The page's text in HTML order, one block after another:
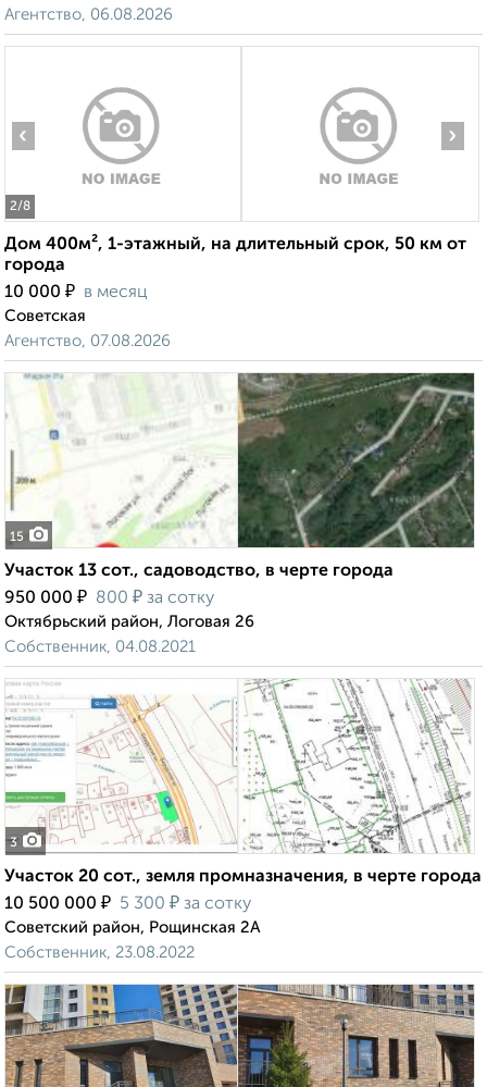
Агентство, 06.08.2026
2/8
‹ ›
Дом 400м², 1-этажный, на длительный срок, 50 км от
города
10 000 ₽ в месяц
Советская
Агентство, 07.08.2026
15
Участок 13 сот., садоводство, в черте города
950 000 ₽ 800 ₽ за сотку
Октябрьский район, Логовая 26
Собственник, 04.08.2021
3
Участок 20 сот., земля промназначения, в черте города
10 500 000 ₽ 5 300 ₽ за сотку
Советский район, Рощинская 2А
Собственник, 23.08.2022